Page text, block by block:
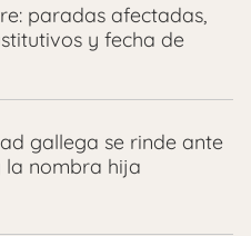
paradas afectadas,
y fecha de
gallega se rinde ante
la nombra hija